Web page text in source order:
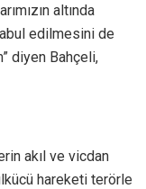
altında
edilmesini de
diyen Bahçeli,
akıl ve vicdan
hareketi terörle